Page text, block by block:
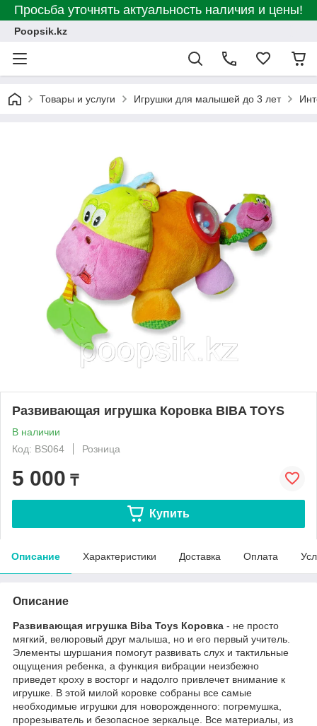
Просьба уточнять актуальность наличия и цены!
Poopsik.kz
Товары и услуги Игрушки для малышей до 3 лет
Развивающая игрушка Коровка BIBA TOYS
В наличии
Код: BS064
Розница
5 000 ₸
Купить
Описание Характеристики Доставка Оплата
Описание
Развивающая игрушка Biba Toys Коровка - не просто
мягкий, велюровый друг малыша, но и его первый учитель.
Элементы шуршания помогут развивать слух и тактильные
ощущения ребенка, а функция вибрации неизбежно
приведет кроху в восторг и надолго привлечет внимание к
игрушке. В этой милой коровке собраны все самые
необходимые игрушки для новорожденного: погремушка,
прорезыватель и безопасное зеркальце. Все материалы, из